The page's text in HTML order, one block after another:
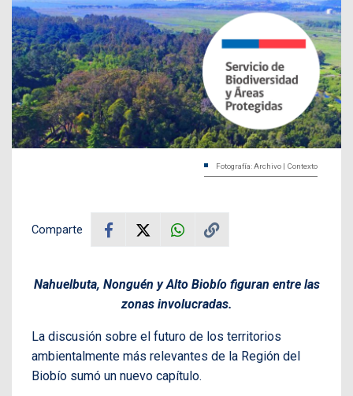
Fotografía: Archivo | Contexto
Comparte
Nahuelbuta, Nonguén y Alto Biobío figuran entre las
zonas involucradas.
La discusión sobre el futuro de los territorios
ambientalmente más relevantes de la Región del
Biobío sumó un nuevo capítulo.